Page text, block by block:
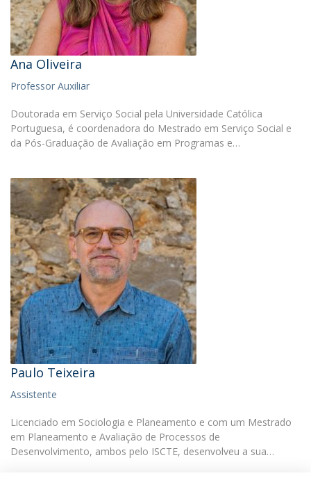
Ana Oliveira
Professor Auxiliar
Doutorada em Serviço Social pela Universidade Católica
Portuguesa, é coordenadora do Mestrado em Serviço Social e
da Pós-Graduação de Avaliação em Programas e…
Paulo Teixeira
Assistente
Licenciado em Sociologia e Planeamento e com um Mestrado
em Planeamento e Avaliação de Processos de
Desenvolvimento, ambos pelo ISCTE, desenvolveu a sua…